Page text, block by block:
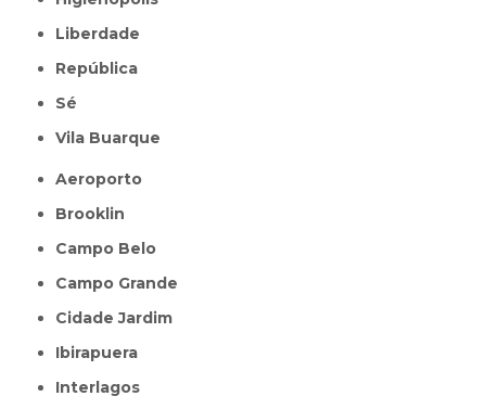
Liberdade
República
Sé
Vila Buarque
Aeroporto
Brooklin
Campo Belo
Campo Grande
Cidade Jardim
Ibirapuera
Interlagos